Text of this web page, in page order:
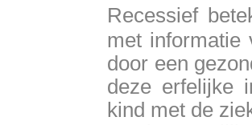
Recessief
met informatie
door een
deze erfelijke
kind met de